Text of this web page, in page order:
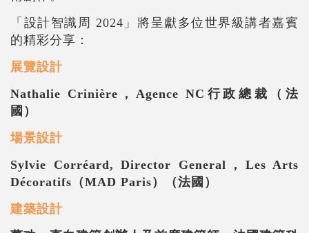
「設計智識周 2024 」將呈獻多位世界級講者嘉賓
的精彩分享：
展覽設計
Nathalie Crinière ， Agence NC 行政總裁（法
國）
場景設計
Sylvie Corréard, Director General ， Les Arts
Décoratifs （MAD Paris）（法國）
建築設計